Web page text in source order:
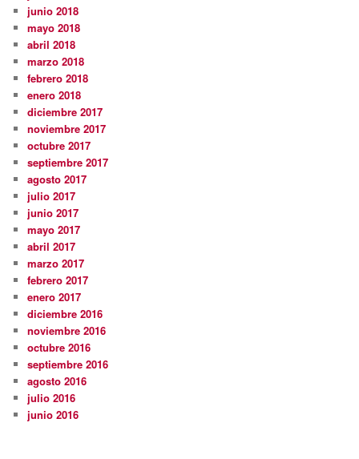
junio 2018
mayo 2018
abril 2018
marzo 2018
febrero 2018
enero 2018
diciembre 2017
noviembre 2017
octubre 2017
septiembre 2017
agosto 2017
julio 2017
junio 2017
mayo 2017
abril 2017
marzo 2017
febrero 2017
enero 2017
diciembre 2016
noviembre 2016
octubre 2016
septiembre 2016
agosto 2016
julio 2016
junio 2016